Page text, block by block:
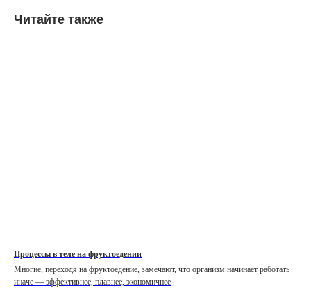
Читайте также
Процессы в теле на фруктоедении
Многие, переходя на фруктоедение, замечают, что организм начинает работать
иначе — эффективнее, плавнее, экономичнее